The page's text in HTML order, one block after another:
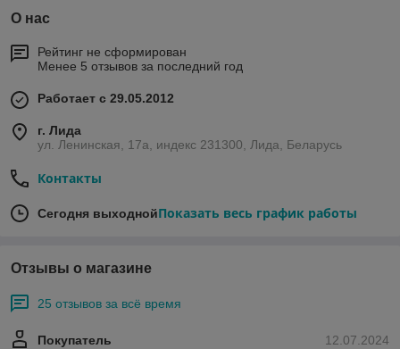
О нас
Рейтинг не сформирован
Менее 5 отзывов за последний год
Работает с 29.05.2012
г. Лида
ул. Ленинская, 17а, индекс 231300, Лида, Беларусь
Контакты
Сегодня выходнойПоказать весь график работы
Отзывы о магазине
25 отзывов за всё время
12.07.2024
Покупатель